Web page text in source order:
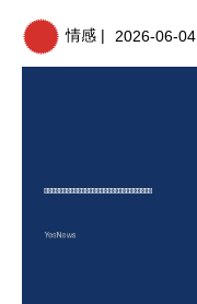
情感 | 2026-06-04